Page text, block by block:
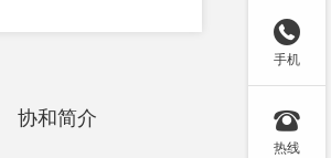
协和简介

手机

热线